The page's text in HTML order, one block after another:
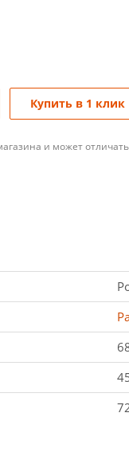
Купить в 1 клик
и может